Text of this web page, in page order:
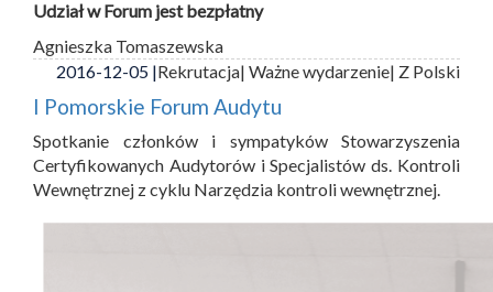
Udział w Forum jest bezpłatny
Agnieszka Tomaszewska
2016-12-05 |Rekrutacja| Ważne wydarzenie| Z Polski
I Pomorskie Forum Audytu
Spotkanie członków i sympatyków Stowarzyszenia
Certyfikowanych Audytorów i Specjalistów ds. Kontroli
Wewnętrznej z cyklu Narzędzia kontroli wewnętrznej.